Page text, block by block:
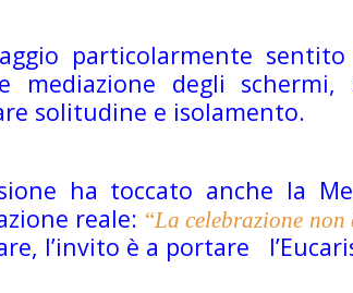
particolarmente
mediazione degli
solitudine e isolamento.
ha toccato anche la
reale: “La celebrazione
l’invito è a portare